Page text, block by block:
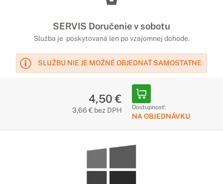
SERVIS Doručenie v sobotu
Služba je poskytovaná len po vzajomnej dohode.
SLUŽBU NIE JE MOŽNÉ OBJEDNAŤ SAMOSTATNE
4,50 €
3,66 € bez DPH Dostupnosť:
NA OBJEDNÁVKU